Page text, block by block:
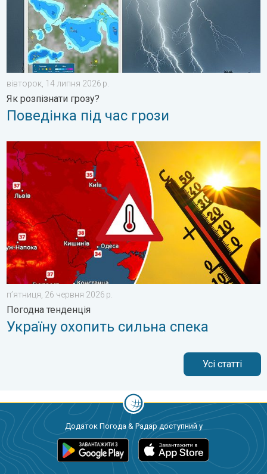
вівторок, 14 липня 2026 р.
Як розпізнати грозу?
Поведінка під час грози
Україну охопить сильна спека. Погодна тенденція. . .
пʼятниця, 26 червня 2026 р.
Погодна тенденція
Україну охопить сильна спека
Усі статті
Додаток Погода & Радар доступний у